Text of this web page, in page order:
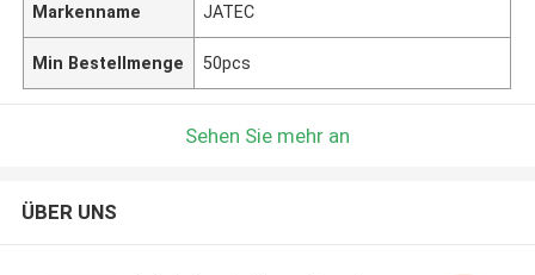
Markenname JATEC
Min Bestellmenge 50pcs
Sehen Sie mehr an
ÜBER UNS